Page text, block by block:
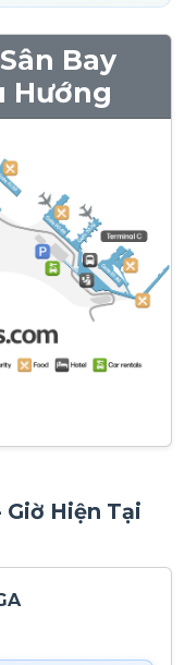
Bay
Hướng
Giờ Hiện Tại